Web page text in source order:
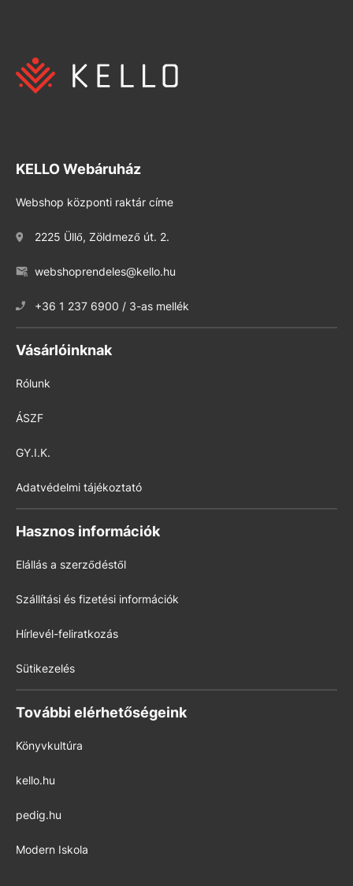
KELLO Webáruház
Webshop központi raktár címe
2225 Üllő, Zöldmező út. 2.
webshoprendeles@kello.hu
+36 1 237 6900 / 3-as mellék
Vásárlóinknak
Rólunk
ÁSZF
GY.I.K.
Adatvédelmi tájékoztató
Hasznos információk
Elállás a szerződéstől
Szállítási és fizetési információk
Hírlevél-feliratkozás
Sütikezelés
További elérhetőségeink
Könyvkultúra
kello.hu
pedig.hu
Modern Iskola